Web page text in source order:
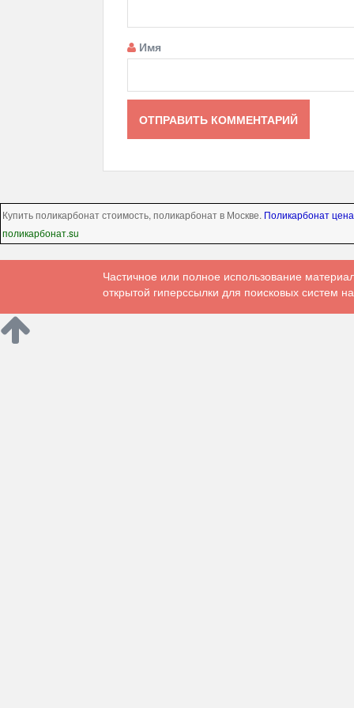
Имя
Купить поликарбонат стоимость, поликарбонат в Москве. Поликарбонат цена
поликарбонат.su
Частичное или полное использование
открытой гиперссылки для поисковых систем